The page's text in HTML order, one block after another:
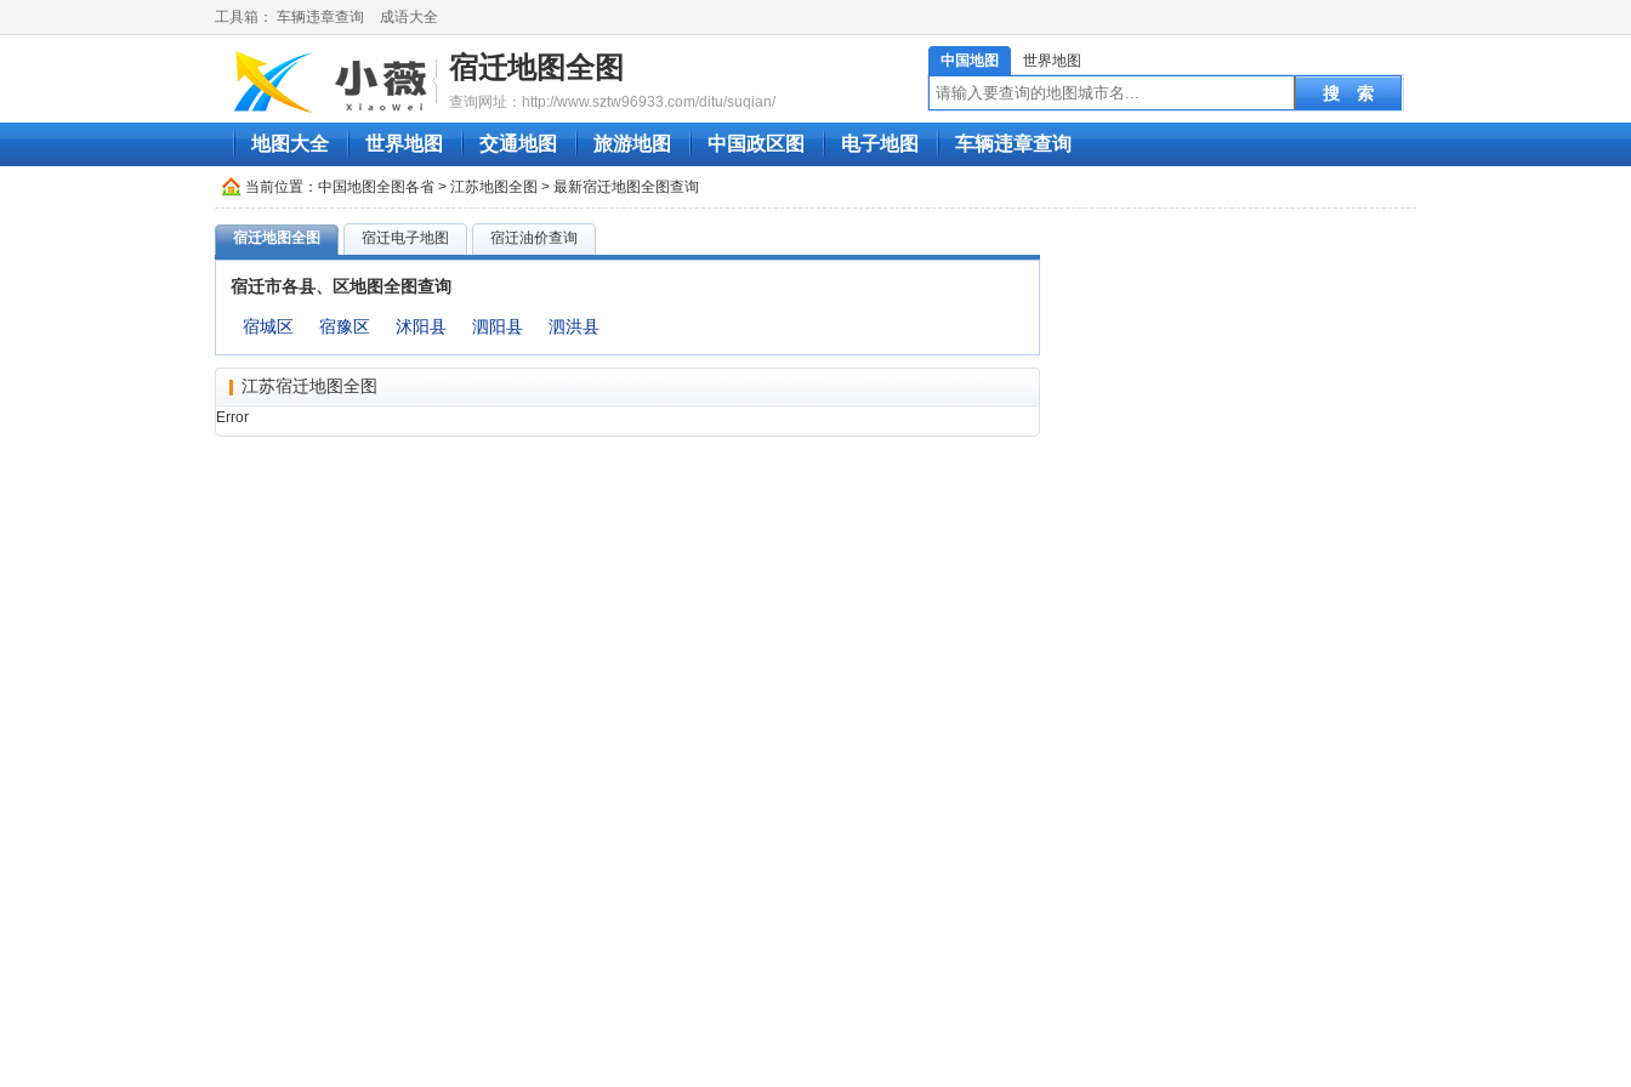
工具箱： 车辆违章查询 成语大全
宿迁地图全图
查询网址：http://www.sztw96933.com/ditu/suqian/
中国地图 世界地图
地图大全 世界地图 交通地图 旅游地图 中国政区图 电子地图 车辆违章查询
当前位置： 中国地图全图各省 > 江苏地图全图 > 最新宿迁地图全图查询
宿迁地图全图 宿迁电子地图 宿迁油价查询
宿迁市各县、区地图全图查询
宿城区 宿豫区 沭阳县 泗阳县 泗洪县
江苏宿迁地图全图
Error